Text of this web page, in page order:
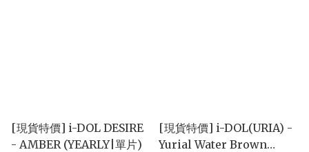
[現貨特價] i-DOL DESIRE
- AMBER (YEARLY|單片)
[現貨特價] i-DOL(URIA) -
Yurial Water Brown